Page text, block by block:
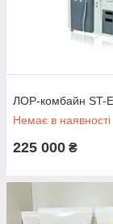
ЛОР-комбайн ST-
Немає в наявності
225 000 ₴